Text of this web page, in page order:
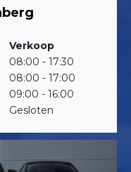
Verkoop
08:00 - 17:30
08:00 - 17:00
09:00 - 16:00
Gesloten